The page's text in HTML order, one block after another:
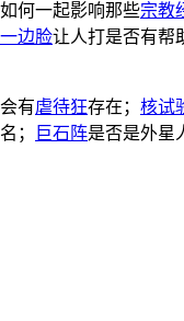
何一起影响那些宗教
边脸让人打是否有帮
有虐待狂存在； 核试
； 巨石阵是否是外星